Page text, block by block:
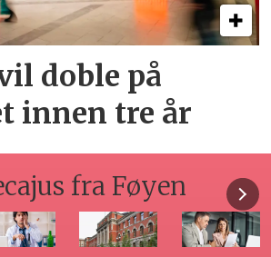
doble på
innen tre år
fra Føyen